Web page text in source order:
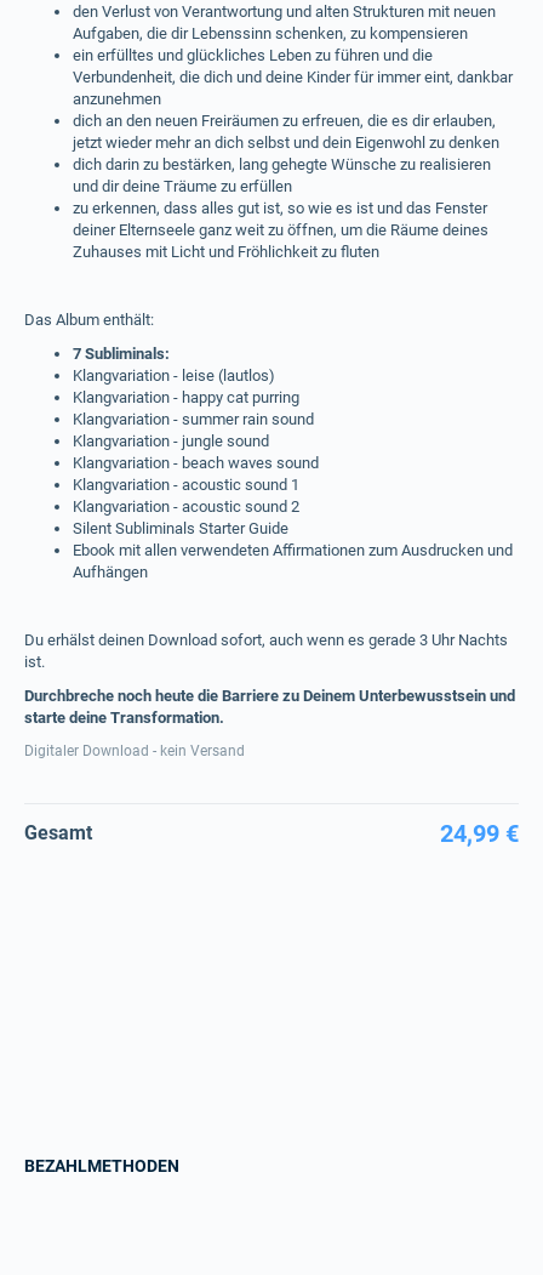
den Verlust von Verantwortung und alten Strukturen mit neuen
Aufgaben, die dir Lebenssinn schenken, zu kompensieren
ein erfülltes und glückliches Leben zu führen und die
Verbundenheit, die dich und deine Kinder für immer eint, dankbar
anzunehmen
dich an den neuen Freiräumen zu erfreuen, die es dir erlauben,
jetzt wieder mehr an dich selbst und dein Eigenwohl zu denken
dich darin zu bestärken, lang gehegte Wünsche zu realisieren
und dir deine Träume zu erfüllen
zu erkennen, dass alles gut ist, so wie es ist und das Fenster
deiner Elternseele ganz weit zu öffnen, um die Räume deines
Zuhauses mit Licht und Fröhlichkeit zu fluten
Das Album enthält:
7 Subliminals:
Klangvariation - leise (lautlos)
Klangvariation - happy cat purring
Klangvariation - summer rain sound
Klangvariation - jungle sound
Klangvariation - beach waves sound
Klangvariation - acoustic sound 1
Klangvariation - acoustic sound 2
Silent Subliminals Starter Guide
Ebook mit allen verwendeten Affirmationen zum Ausdrucken und
Aufhängen
Du erhälst deinen Download sofort, auch wenn es gerade 3 Uhr Nachts
ist.
Durchbreche noch heute die Barriere zu Deinem Unterbewusstsein und
starte deine Transformation.
Digitaler Download - kein Versand
Gesamt 24,99 €
BEZAHLMETHODEN